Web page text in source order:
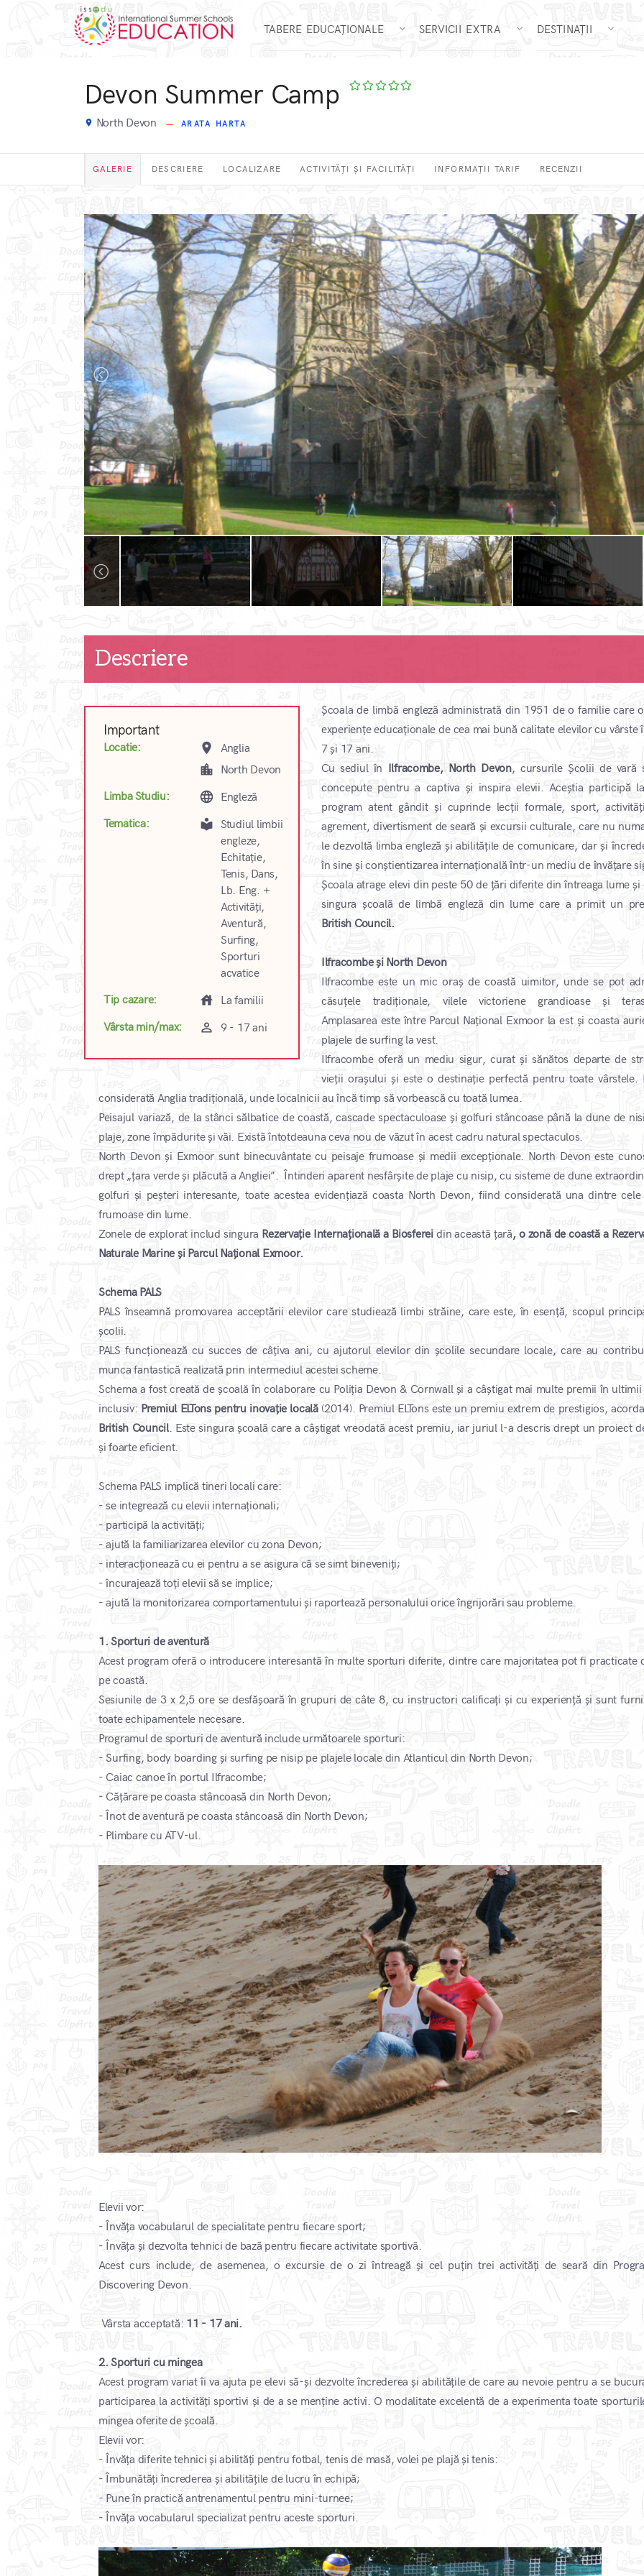
TABERE EDUCAȚIONALE SERVICII EXTRA DESTINAȚII
Devon Summer Camp
place North Devon ARATA HARTA
GALERIE DESCRIERE LOCALIZARE ACTIVITĂȚI ȘI FACILITĂȚI INFORMAȚII TARIF RECENZII
Descriere
Important
Locatie: place Anglia
location_city
North Devon
Limba Studiu:
language Engleză
Tematica:
local_library Studiul limbii
engleze,
Echitație,
Tenis, Dans,
Lb. Eng. +
Activități,
Aventură,
Surfing,
Sporturi
acvatice
Tip cazare:
house
La familii
Vârsta min/max:
perm_identity 9 - 17 ani
Școala de limbă engleză administrată din 1951 de o familie care
experiențe educaționale de cea mai bună calitate elevilor cu vârste
7 și 17 ani.
Cu sediul în Ilfracombe, North Devon, cursurile Școlii de vară
concepute pentru a captiva și inspira elevii. Aceștia participă
program atent gândit și cuprinde lecții formale, sport,
agrement, divertisment de seară și excursii culturale, care nu
le dezvoltă limba engleză și abilitățile de comunicare, dar și
în sine și conștientizarea internațională într-un mediu de învățare
Școala atrage elevi din peste 50 de țări diferite din întreaga lume și
singura școală de limbă engleză din lume care a primit un
British Council.
Ilfracombe și North Devon
Ilfracombe este un mic oraș de coastă uimitor, unde se pot
căsuțele tradiționale, vilele victoriene grandioase și
Amplasarea este între Parcul Național Exmoor la est și coasta
plajele de surfing la vest.
Ilfracombe oferă un mediu sigur, curat și sănătos departe de
vieții orașului și este o destinație perfectă pentru toate vârstele.
considerată Anglia tradițională, unde localnicii au încă timp să vorbească cu toată lumea.
Peisajul variază, de la stânci sălbatice de coastă, cascade spectaculoase și golfuri stâncoase până la dune de
plaje, zone împădurite și văi. Există întotdeauna ceva nou de văzut în acest cadru natural spectaculos.
North Devon și Exmoor sunt binecuvântate cu peisaje frumoase și medii excepționale. North Devon este
drept „țara verde și plăcută a Angliei”. Întinderi aparent nesfârșite de plaje cu nisip, cu sisteme de dune
golfuri și peșteri interesante, toate acestea evidențiază coasta North Devon, fiind considerată una dintre cele
frumoase din lume.
Zonele de explorat includ singura Rezervație Internațională a Biosfereidin această țară, o zonă de coastă a
Naturale Marine și Parcul Național Exmoor.
Schema PALS
PALS înseamnă promovarea acceptării elevilor care studiează limbi străine, care este, în esență, scopul
școlii.
PALS funcționează cu succes de câțiva ani, cu ajutorul elevilor din școlile secundare locale, care au
munca fantastică realizată prin intermediul acestei scheme.
Schema a fost creată de școală în colaborare cu Poliția Devon & Cornwall și a câștigat mai multe premii în ultimii
inclusiv: Premiul ELTons pentru inovație locală(2014). Premiul ELTons este un premiu extrem de prestigios,
British Council. Este singura școală care a câștigat vreodată acest premiu, iar juriul l-a descris drept un proiect
și foarte eficient.
Schema PALS implică tineri locali care:
- se integrează cu elevii internaționali;
- participă la activități;
- ajută la familiarizarea elevilor cu zona Devon;
- interacționează cu ei pentru a se asigura că se simt bineveniți;
- încurajează toți elevii să se implice;
- ajută la monitorizarea comportamentului și raportează personalului orice îngrijorări sau probleme.
1. Sporturi de aventură
Acest program oferă o introducere interesantă în multe sporturi diferite, dintre care majoritatea pot fi practicate
pe coastă.
Sesiunile de 3 x 2,5 ore se desfășoară în grupuri de câte 8, cu instructori calificați și cu experiență și sunt
toate echipamentele necesare.
Programul de sporturi de aventură include următoarele sporturi:
- Surfing, body boarding și surfing pe nisip pe plajele locale din Atlanticul din North Devon;
- Caiac canoe în portul Ilfracombe;
- Cățărare pe coasta stâncoasă din North Devon;
- Înot de aventură pe coasta stâncoasă din North Devon;
- Plimbare cu ATV-ul.
Elevii vor:
- Învăța vocabularul de specialitate pentru fiecare sport;
- Învăța și dezvolta tehnici de bază pentru fiecare activitate sportivă.
Acest curs include, de asemenea, o excursie de o zi întreagă și cel puțin trei activități de seară din
Discovering Devon.
Vârsta acceptată: 11 - 17 ani.
2. Sporturi cu mingea
Acest program variat îi va ajuta pe elevi să-și dezvolte încrederea și abilitățile de care au nevoie pentru a se
participarea la activități sportivi și de a se menține activi. O modalitate excelentă de a experimenta toate
mingea oferite de școală.
Elevii vor:
- Învăța diferite tehnici și abilități pentru fotbal, tenis de masă, volei pe plajă și tenis:
- Îmbunătăți încrederea și abilitățile de lucru în echipă;
- Pune în practică antrenamentul pentru mini-turnee;
- Învăța vocabularul specializat pentru aceste sporturi.